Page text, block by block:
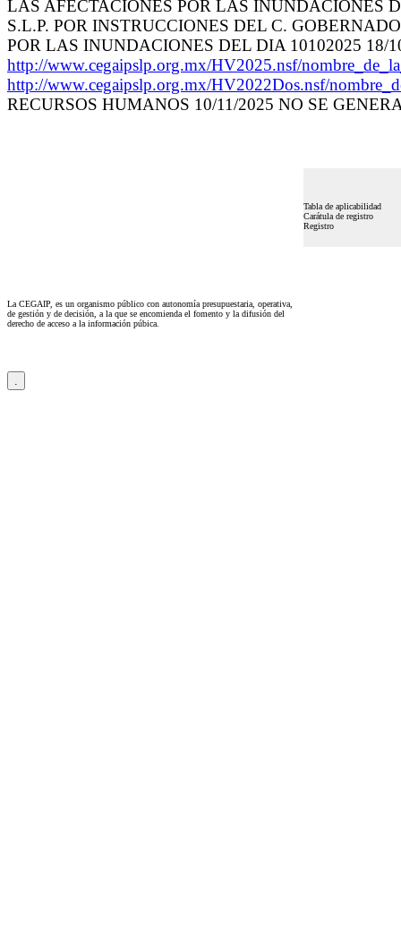
LAS AFECTACIONES POR LAS INUNDACIONES
S.L.P. POR INSTRUCCIONES DEL C.
POR LAS INUNDACIONES DEL DIA 10102025 18/
http://www.cegaipslp.org.mx/HV2025.nsf/
http://www.cegaipslp.org.mx/HV2022Dos.nsf/
RECURSOS HUMANOS 10/11/2025 NO SE
Tabla de aplicabilidad
Carátula de registro
Registro
La CEGAIP, es un organismo público con autonomía presupuestaria, operativa,
de gestión y de decisión, a la que se encomienda el fomento y la difusión del
derecho de acceso a la información púbica.